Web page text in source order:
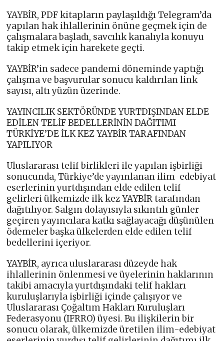
YAYBİR, PDF kitapların paylaşıldığı Telegram’da
yapılan hak ihlallerinin önüne geçmek için de
çalışmalara başladı, savcılık kanalıyla konuyu
takip etmek için harekete geçti.
YAYBİR’in sadece pandemi döneminde yaptığı
çalışma ve başvurular sonucu kaldırılan link
sayısı, altı yüzün üzerinde.
YAYINCILIK SEKTÖRÜNDE YURTDIŞINDAN ELDE
EDİLEN TELİF BEDELLERİNİN DAĞITIMI
TÜRKİYE’DE İLK KEZ YAYBİR TARAFINDAN
YAPILIYOR
Uluslararası telif birlikleri ile yapılan işbirliği
sonucunda, Türkiye’de yayınlanan ilim-edebiyat
eserlerinin yurtdışından elde edilen telif
gelirleri ülkemizde ilk kez YAYBİR tarafından
dağıtılıyor. Salgın dolayısıyla sıkıntılı günler
geçiren yayıncılara katkı sağlayacağı düşünülen
ödemeler başka ülkelerden elde edilen telif
bedellerini içeriyor.
YAYBİR, ayrıca uluslararası düzeyde hak
ihlallerinin önlenmesi ve üyelerinin haklarının
takibi amacıyla yurtdışındaki telif hakları
kuruluşlarıyla işbirliği içinde çalışıyor ve
Uluslararası Çoğaltım Hakları Kuruluşları
Federasyonu (IFRRO) üyesi. Bu ilişkilerin bir
sonucu olarak, ülkemizde üretilen ilim-edebiyat